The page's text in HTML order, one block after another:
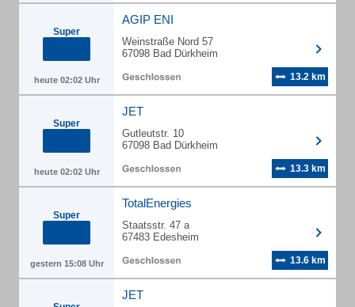
Super
heute 02:02 Uhr
AGIP ENI
Weinstraße Nord 57
67098 Bad Dürkheim
13.2 km
Super
heute 02:02 Uhr
JET
Gutleutstr. 10
67098 Bad Dürkheim
13.3 km
Super
gestern 15:08 Uhr
TotalEnergies
Staatsstr. 47 a
67483 Edesheim
13.6 km
JET